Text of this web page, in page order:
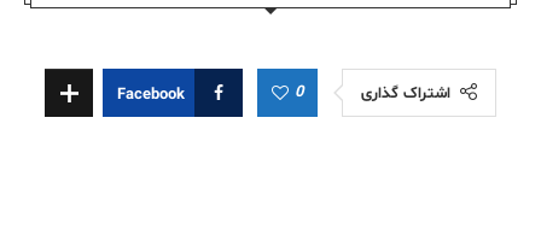
اشتراک گذاری 0
Facebook